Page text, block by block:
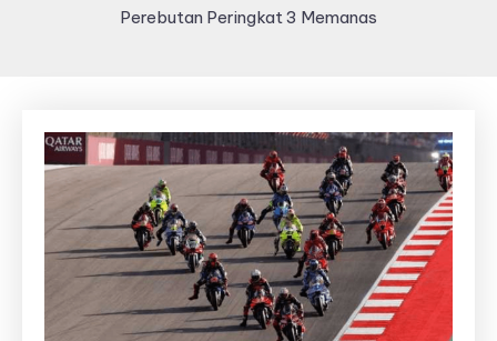
Perebutan Peringkat 3 Memanas